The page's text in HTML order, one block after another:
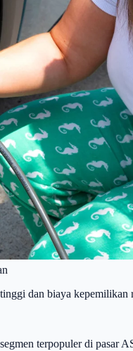
dan biaya
terpopuler di pasar